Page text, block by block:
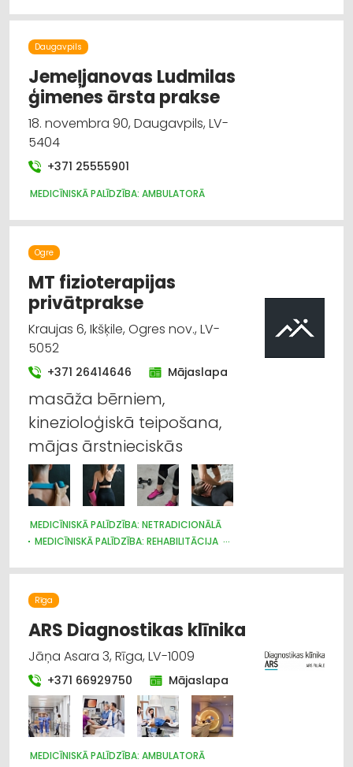
Daugavpils
Jemeļjanovas Ludmilas
ģimenes ārsta prakse
18. novembra 90, Daugavpils, LV-
5404
+371 25555901
MEDICĪNISKĀ PALĪDZĪBA: AMBULATORĀ
Ogre
MT fizioterapijas
privātprakse
Kraujas 6, Ikšķile, Ogres nov., LV-
5052
+371 26414646 Mājaslapa
masāža bērniem,
kinezioloģiskā teipošana,
mājas ārstnieciskās
MEDICĪNISKĀ PALĪDZĪBA: NETRADICIONĀLĀ
MEDICĪNISKĀ PALĪDZĪBA: REHABILITĀCIJA
MEDICĪNAS ĀRSTU KOMISIJAS
Rīga
ARS Diagnostikas klīnika
Jāņa Asara 3, Rīga, LV-1009
+371 66929750 Mājaslapa
MEDICĪNISKĀ PALĪDZĪBA: AMBULATORĀ